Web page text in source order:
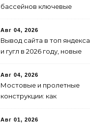
бассейнов ключевые
Авг 04, 2026
Вывод сайта в топ яндекса
и гугл в 2026 году, новые
Авг 04, 2026
Мостовые и пролетные
конструкции: как
изготовление и поставку
Авг 01, 2026